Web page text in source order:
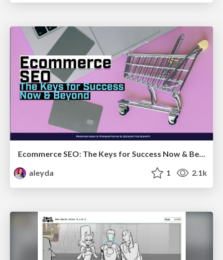
Ecommerce SEO: The Keys for Success Now & Beyond - #SERPConf2024
aleyda
1 2.1k